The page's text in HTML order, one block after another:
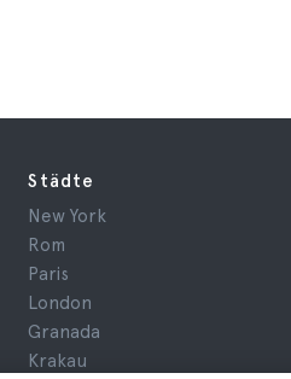
Städte
New York
Rom
Paris
London
Granada
Krakau